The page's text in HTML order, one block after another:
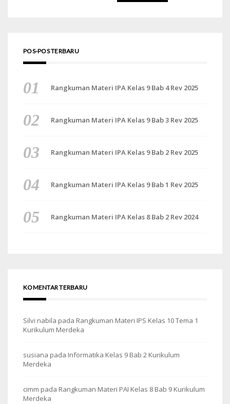
POS-POS TERBARU
Rangkuman Materi IPA Kelas 9 Bab 4 Rev 2025
Rangkuman Materi IPA Kelas 9 Bab 3 Rev 2025
Rangkuman Materi IPA Kelas 9 Bab 2 Rev 2025
Rangkuman Materi IPA Kelas 9 Bab 1 Rev 2025
Rangkuman Materi IPA Kelas 8 Bab 2 Rev 2024
KOMENTAR TERBARU
Silvi nabila pada Rangkuman Materi IPS Kelas 10 Tema 1
Kurikulum Merdeka
susiana pada Informatika Kelas 9 Bab 2 Kurikulum
Merdeka
cimm pada Rangkuman Materi PAI Kelas 8 Bab 9 Kurikulum
Merdeka